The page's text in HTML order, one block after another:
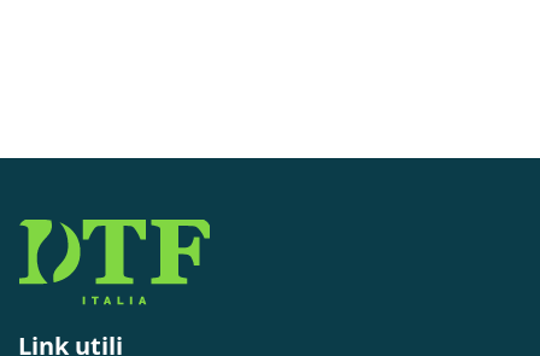
Link utili